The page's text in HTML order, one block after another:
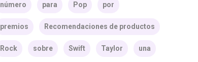
número para Pop por
premios Recomendaciones de productos
Rock sobre Swift Taylor una